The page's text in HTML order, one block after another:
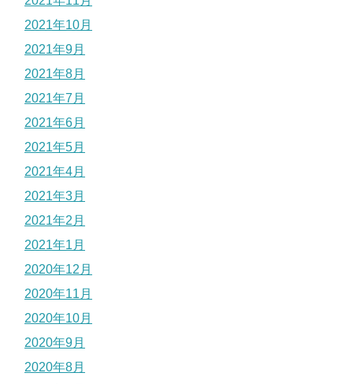
2021年10月
2021年9月
2021年8月
2021年7月
2021年6月
2021年5月
2021年4月
2021年3月
2021年2月
2021年1月
2020年12月
2020年11月
2020年10月
2020年9月
2020年8月